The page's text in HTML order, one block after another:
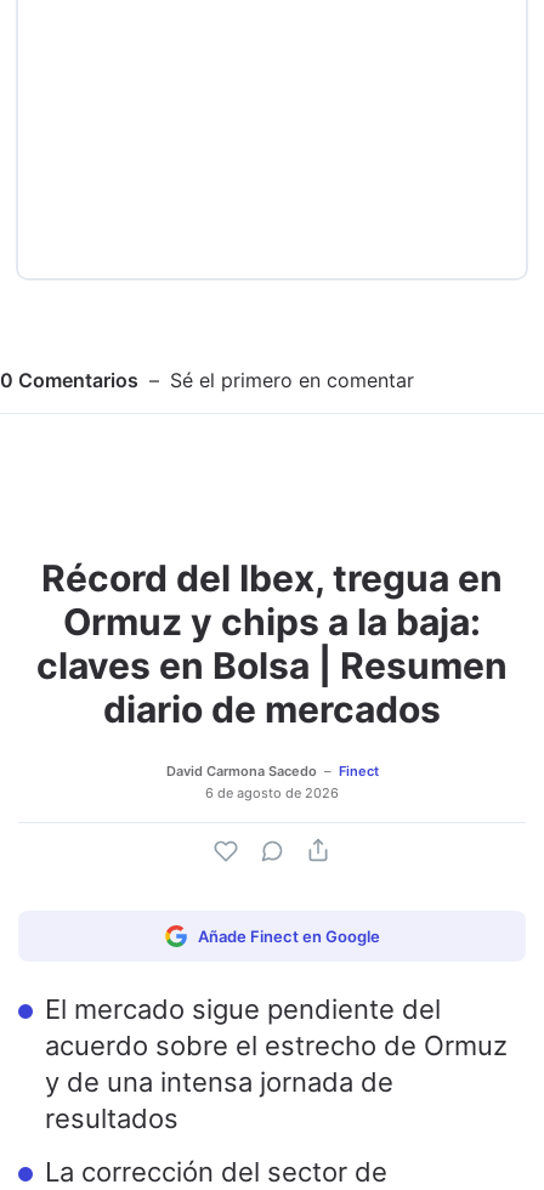
0 Comentarios Sé el primero en comentar
Adjuntar imagen Comentar
Récord del Ibex, tregua en
Ormuz y chips a la baja:
claves en Bolsa | Resumen
diario de mercados
David Carmona Sacedo
Finect
6 de agosto de 2026
Añade Finect en Google
El mercado sigue pendiente del
acuerdo sobre el estrecho de Ormuz
y de una intensa jornada de
resultados
La corrección del sector de